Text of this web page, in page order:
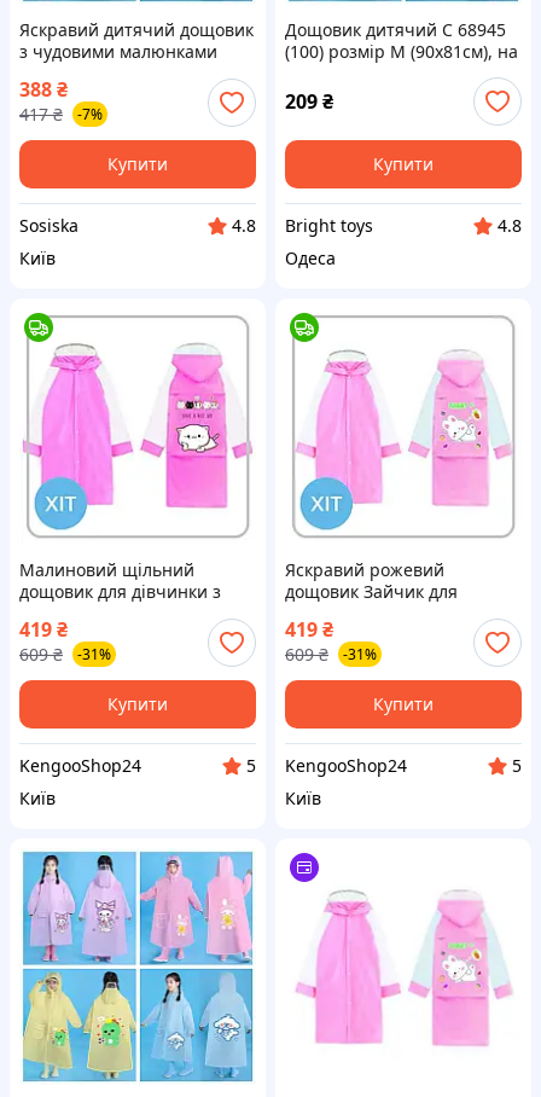
Яскравий дитячий дощовик
з чудовими малюнками
388₴
417 ₴ -7%
Купити
Sosiska
4.8
Київ
Дощовик дитячий C 68945
(100) розмір М (90х81см), на
кнопках, капюшон, у пакеті,
ВИДАЄТЬСЯ ТІЛЬКИ МІКС
ВИДІВ
209₴
Купити
Bright toys
4.8
Одеса
Малиновий щільний
дощовик для дівчинки з
капюшоном на зріст 80-110
см на кнопках
419₴
609 ₴ -31%
Купити
KengooShop24
5
Київ
Яскравий рожевий
дощовик Зайчик для
непромокаючий з
капюшоном на кнопках 80-
110 см
419₴
609 ₴ -31%
Купити
KengooShop24
5
Київ